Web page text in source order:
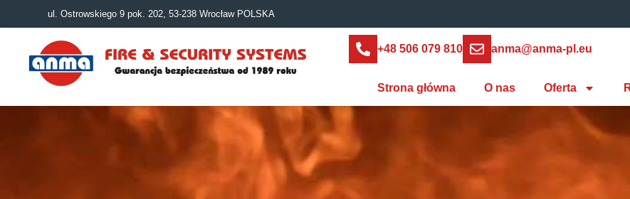
ul. Ostrowskiego 9 pok. 202, 53-238 Wrocław POLSKA
+48 506 079 810 anma@anma-pl.eu
Strona główna O nas Oferta